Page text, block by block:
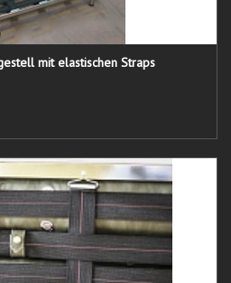
mit elastischen Straps